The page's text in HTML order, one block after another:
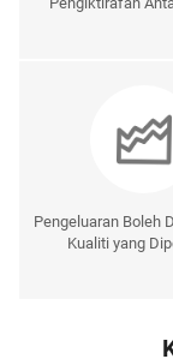
Pengeluaran Boleh
Kualiti yang